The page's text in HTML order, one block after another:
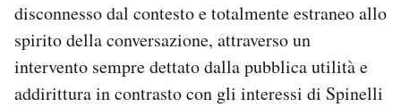
disconnesso dal contesto e totalmente estraneo allo
spirito della conversazione, attraverso un
intervento sempre dettato dalla pubblica utilità e
addirittura in contrasto con gli interessi di Spinelli